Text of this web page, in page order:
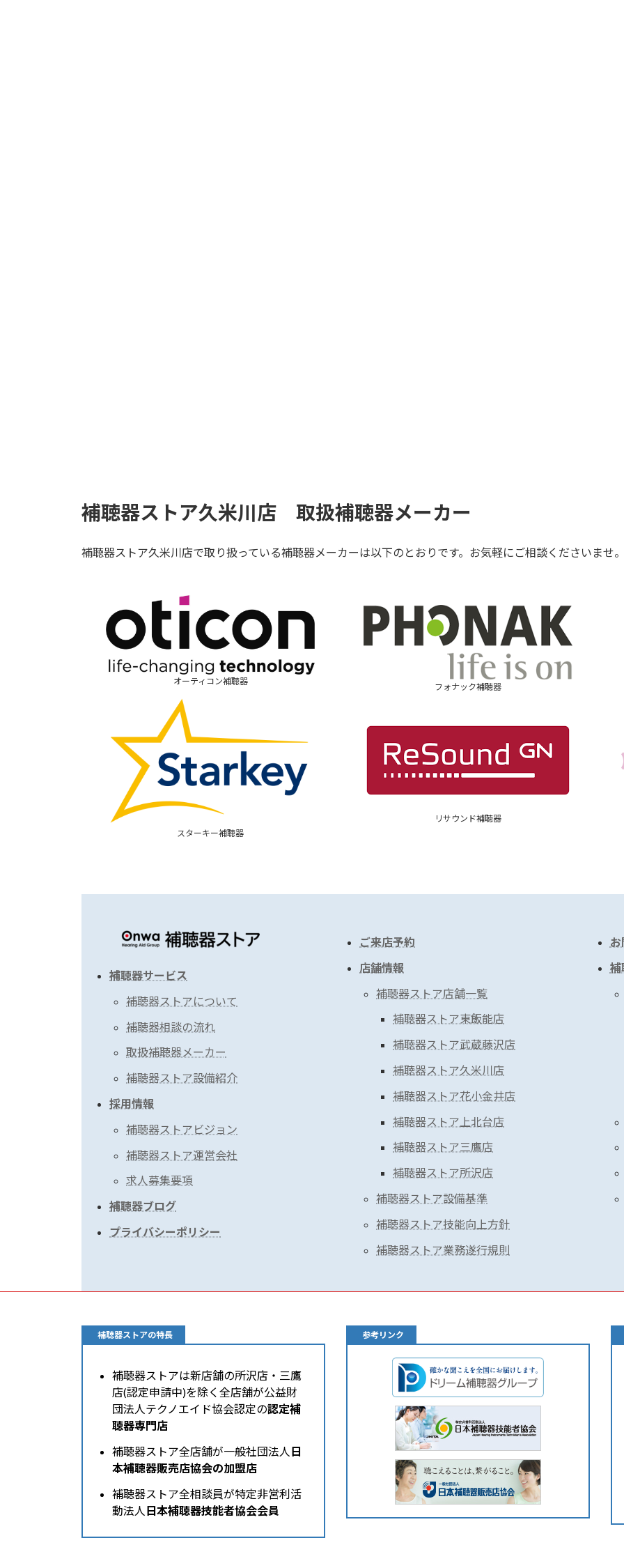
補聴器ストア久米川店 取扱補聴器メーカー
補聴器ストア久米川店で取り扱っている補聴器メーカーは以下のとおりです。お気軽にご相談くださいませ
オーティコン補聴器
スターキー補聴器
フォナック補聴器
リサウンド補聴器
補聴器サービス
補聴器ストアについて
補聴器相談の流れ
取扱補聴器メーカー
補聴器ストア設備紹介
採用情報
補聴器ストアビジョン
補聴器ストア運営会社
求人募集要項
補聴器ブログ
プライバシーポリシー
ご来店予約
店舗情報
補聴器ストア店舗一覧
補聴器ストア東飯能店
補聴器ストア武蔵藤沢店
補聴器ストア久米川店
補聴器ストア花小金井店
補聴器ストア上北台店
補聴器ストア三鷹店
補聴器ストア所沢店
補聴器ストア設備基準
補聴器ストア技能向上方針
補聴器ストア業務遂行規則
お
補
補聴器ストアの特長
補聴器ストアは新店舗の所沢店・三鷹
店(認定申請中)を除く全店舗が公益財
団法人テクノエイド協会認定の認定補
聴器専門店
補聴器ストア全店舗が一般社団法人 日
本補聴器販売店協会の加盟店
補聴器ストア全相談員が特定非営利活
動法人 日本補聴器技能者協会会員
参考リンク